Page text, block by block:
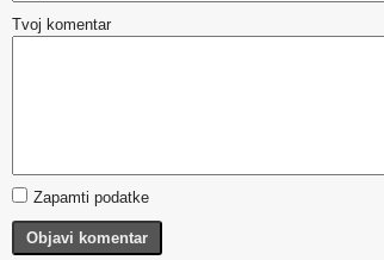
Tvoj komentar
Zapamti podatke
Objavi komentar